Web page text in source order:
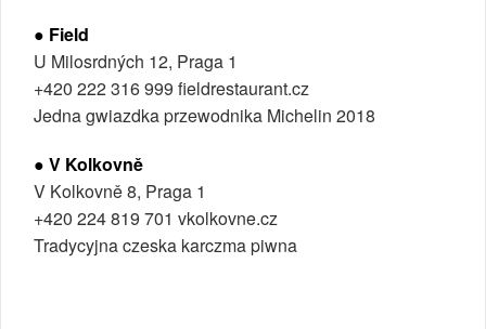
● Field
U Milosrdných 12, Praga 1
+420 222 316 999 fieldrestaurant.cz
Jedna gwiazdka przewodnika Michelin 2018
● V Kolkovně
V Kolkovně 8, Praga 1
+420 224 819 701 vkolkovne.cz
Tradycyjna czeska karczma piwna